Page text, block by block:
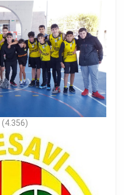
(4.356)